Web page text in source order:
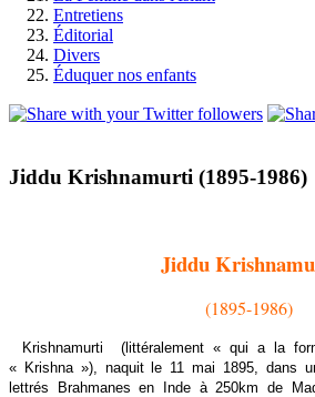
Entretiens
Éditorial
Divers
Éduquer nos enfants
Jiddu Krishnamurti (1895-1986)
Jiddu
(1895-1986)
Krishnamurti
(littéralement « qui a la
« Krishna »), naquit le 11 mai 1895, dans
lettrés Brahmanes en Inde à 250km de